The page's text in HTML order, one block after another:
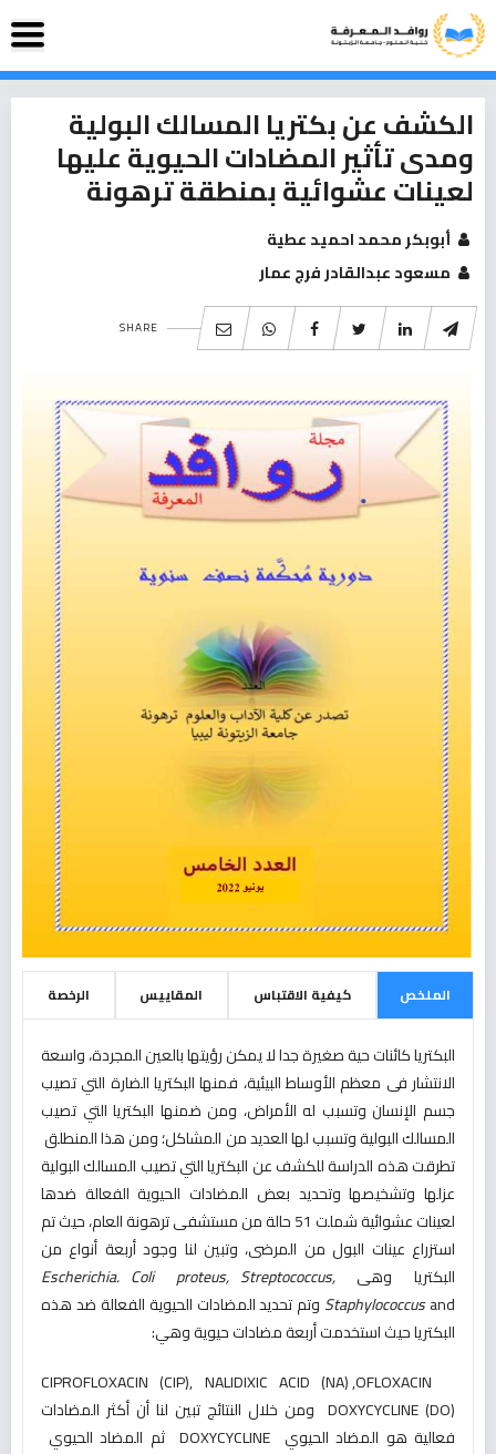
الكشف عن بكتريا المسالك البولية
ومدى تأثير المضادات الحيوية عليها
لعينات عشوائية بمنطقة ترهونة
أبوبكر محمد احميد عطية
مسعود عبدالقادر فرج عمار
SHARE
الملخص كيفية الاقتباس المقاييس الرخصة
البكتريا كائنات حية صغيرة جدا لا يمكن رؤيتها بالعين المجردة، واسعة
الانتشار فى معظم الأوساط البيئية، فمنها البكتريا الضارة التي تصيب
جسم الإنسان وتسبب له الأمراض، ومن ضمنها البكتريا التي تصيب
المسالك البولية وتسبب لها العديد من المشاكل؛ ومن هذا المنطلق
تطرقت هذه الدراسة للكشف عن البكتريا التي تصيب المسالك البولية
عزلها وتشخيصها وتحديد بعض المضادات الحيوية الفعالة ضدها
لعينات عشوائية شملت 51 حالة من مستشفى ترهونة العام، حيث تم
استزراع عينات البول من المرضى، وتبين لنا وجود أربعة أنواع من
البكتريا وهى
Escherichia. Coli proteus, Streptococcus,
Staphylococcus and وتم تحديد المضادات الحيوية الفعالة ضد هذه
البكتريا حيث استخدمت أربعة مضادات حيوية وهي:
CIPROFLOXACIN (CIP), NALIDIXIC ACID (NA) ,OFLOXACIN
DOXYCYCLINE (DO) ومن خلال النتائج تبين لنا أن أكثر المضادات
فعالية هو المضاد الحيوي DOXYCYCLINE ثم المضاد الحيوي